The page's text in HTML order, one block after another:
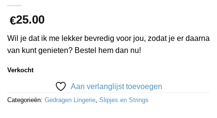
€25.00
Wil je dat ik me lekker bevredig voor jou, zodat je er daarna
van kunt genieten? Bestel hem dan nu!
Verkocht
Aan verlanglijst toevoegen
Categorieën: Gedragen Lingerie Slipjes en Strings